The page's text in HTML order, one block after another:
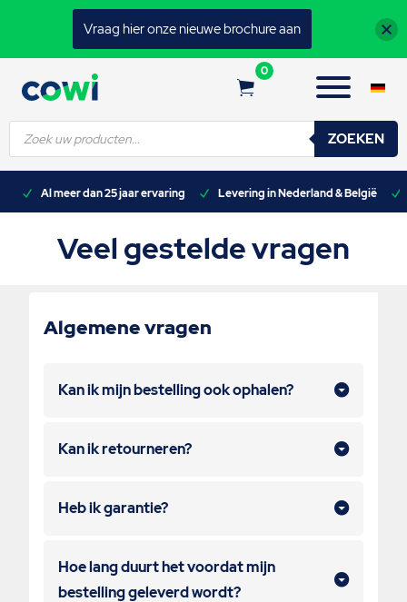
0
Producten
zoeken ZOEKEN
Al meer dan 25 jaar ervaring Levering in Nederland & België
Veel gestelde vragen
Algemene vragen
Kan ik mijn bestelling ook ophalen?
Kan ik retourneren?
Heb ik garantie?
Hoe lang duurt het voordat mijn
bestelling geleverd wordt?
Vraag hier onze nieuwe brochure aan